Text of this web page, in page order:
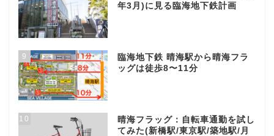
年3月)に見る臨海地下鉄計画
9
臨海地下鉄 晴海駅から晴海フラ
ッグは徒歩8〜11分
10
晴海フラッグ：自転車通勤を試し
てみた(新橋駅/東京駅/築地駅/月